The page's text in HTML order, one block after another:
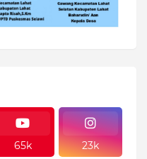
65k 23k